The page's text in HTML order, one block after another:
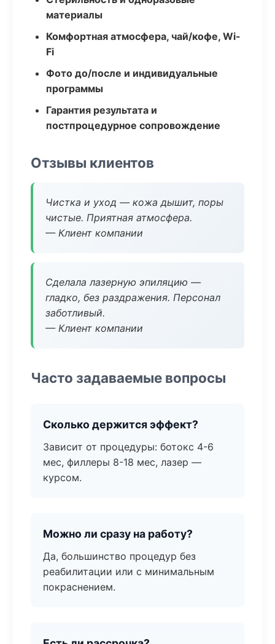
материалы
Комфортная атмосфера, чай/кофе, Wi-
Fi
Фото до/после и индивидуальные
программы
Гарантия результата и
постпроцедурное сопровождение
Отзывы клиентов
Чистка и уход — кожа дышит, поры
чистые. Приятная атмосфера.
— Клиент компании
Сделала лазерную эпиляцию —
гладко, без раздражения. Персонал
заботливый.
— Клиент компании
Часто задаваемые вопросы
Сколько держится эффект?
Зависит от процедуры: ботокс 4-6
мес, филлеры 8-18 мес, лазер —
курсом.
Можно ли сразу на работу?
Да, большинство процедур без
реабилитации или с минимальным
покраснением.